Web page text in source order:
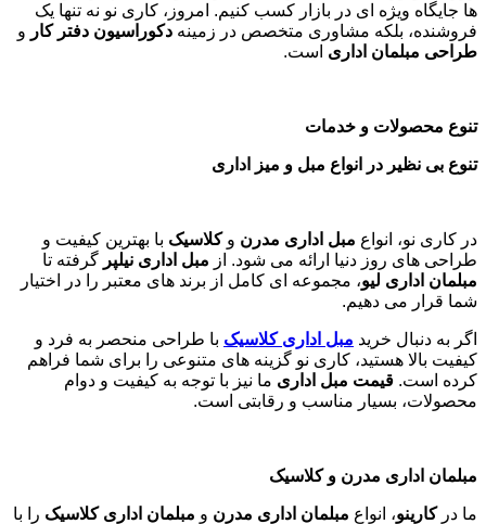
ها جایگاه ویژه ای در بازار کسب کنیم. امروز، کاری نو نه تنها یک
فروشنده، بلکه مشاوری متخصص در زمینه دکوراسیون دفتر کار و
طراحی مبلمان اداری است.
تنوع محصولات و خدمات
تنوع بی نظیر در انواع مبل و میز اداری
در کاری نو، انواع مبل اداری مدرن وکلاسیک با بهترین کیفیت و
طراحی های روز دنیا ارائه می شود. از مبل اداری نیلپر گرفته تا
مبلمان اداری لیو، مجموعه ای کامل از برند های معتبر را در اختیار
شما قرار می دهیم.
اگر به دنبال خرید مبل اداری کلاسیک با طراحی منحصر به فرد و
کیفیت بالا هستید، کاری نو گزینه های متنوعی را برای شما فراهم
کرده است. قیمت مبل اداری ما نیز با توجه به کیفیت و دوام
محصولات، بسیار مناسب و رقابتی است.
مبلمان اداری مدرن و کلاسیک
ما درکارینو، انواع مبلمان اداری مدرن و مبلمان اداری کلاسیک را با